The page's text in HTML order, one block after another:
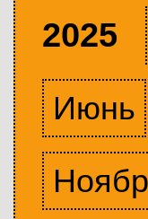
2025
Июнь